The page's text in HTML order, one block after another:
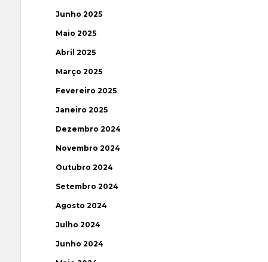
Junho 2025
Maio 2025
Abril 2025
Março 2025
Fevereiro 2025
Janeiro 2025
Dezembro 2024
Novembro 2024
Outubro 2024
Setembro 2024
Agosto 2024
Julho 2024
Junho 2024